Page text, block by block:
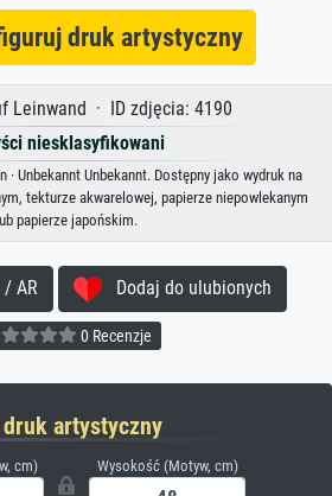
druk artystyczny
Leinwand · ID zdjęcia: 4190
niesklasyfikowani
Unbekannt Unbekannt. Dostępny jako wydruk na
tekturze akwarelowej, papierze niepowlekanym
lub papierze japońskim.
AR Dodaj do ulubionych
0 Recenzje
artystyczny
cm) Wysokość (Motyw, cm)